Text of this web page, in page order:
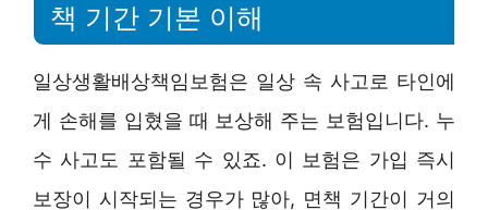
책 기간 기본 이해
일상생활배상책임보험은 일상 속 사고로 타인에
게 손해를 입혔을 때 보상해 주는 보험입니다. 누
수 사고도 포함될 수 있죠. 이 보험은 가입 즉시
보장이 시작되는 경우가 많아, 면책 기간이 거의